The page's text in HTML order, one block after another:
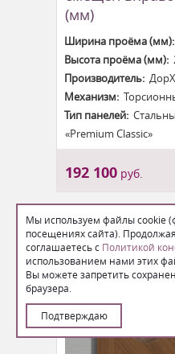
Мы используем файлы cookie
посещениях сайта).
соглашаетесь с Политикой
использованием нами этих
Вы можете запретить
браузера.
Подтверждаю
(мм)
Ширина проёма (мм):
Высота проёма (мм):
Производитель:
Механизм:
Тип панелей:
«Premium Classic»
192 100руб.